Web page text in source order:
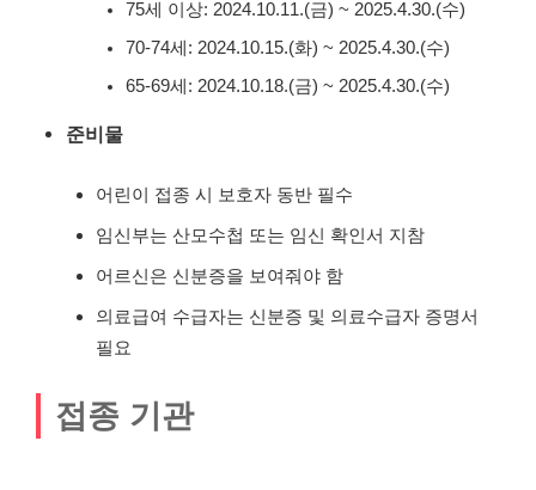
75세 이상: 2024.10.11.(금) ~ 2025.4.30.(수)
70-74세: 2024.10.15.(화) ~ 2025.4.30.(수)
65-69세: 2024.10.18.(금) ~ 2025.4.30.(수)
준비물
어린이 접종 시 보호자 동반 필수
임신부는 산모수첩 또는 임신 확인서 지참
어르신은 신분증을 보여줘야 함
의료급여 수급자는 신분증 및 의료수급자 증명서
필요
접종 기관